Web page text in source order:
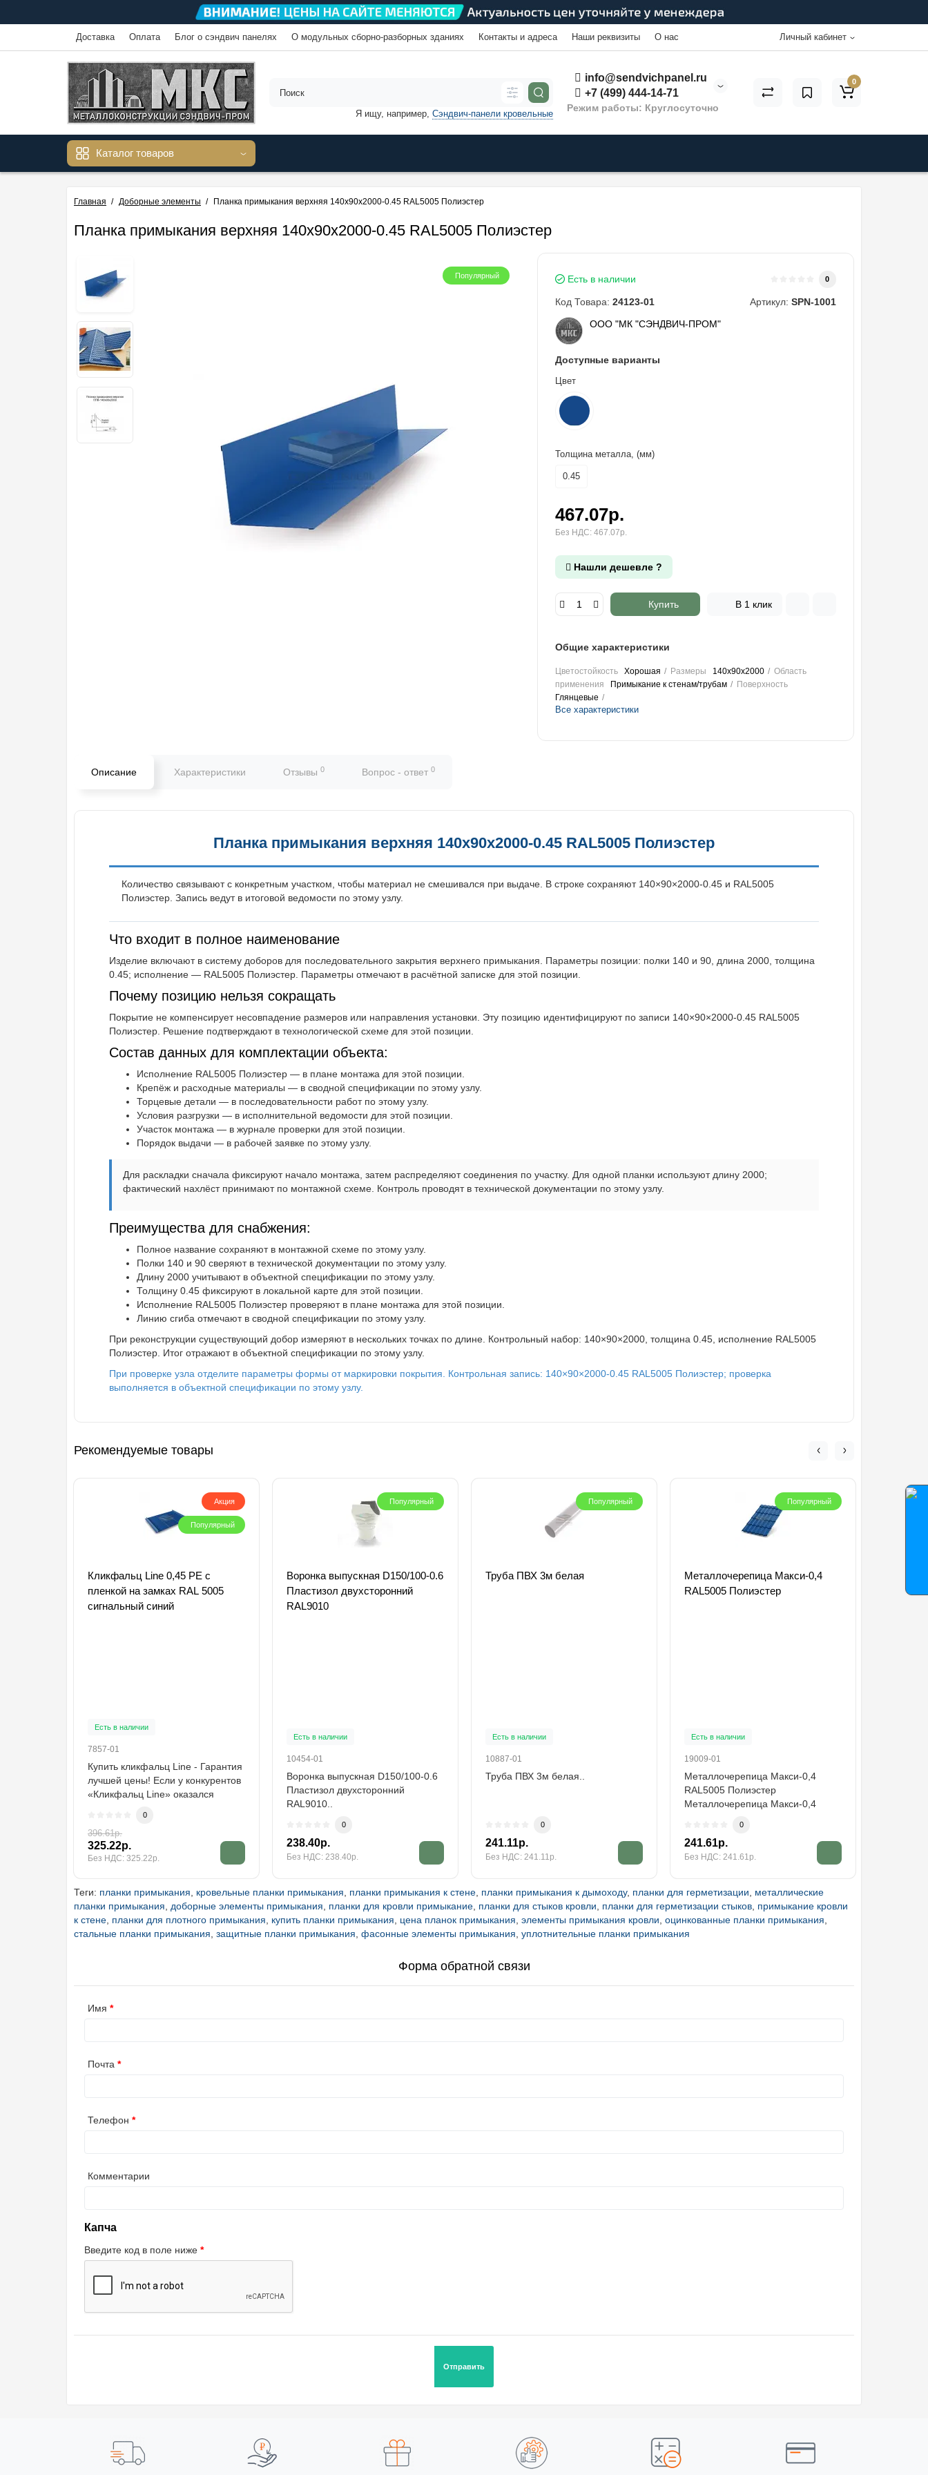
Доставка Оплата Блог о сэндвич панелях О модульных сборно-разборных зданиях Контакты и адреса Наши реквизиты О нас Личный кабинет
info@sendvichpanel.ru
+7 (499) 444-14-71
Режим работы: Круглосуточно
Я ищу, например, Сэндвич-панели кровельные
0
Каталог товаров
Главная Доборные элементы Планка примыкания верхняя 140х90х2000-0.45 RAL5005 Полиэстер
Планка примыкания верхняя 140х90х2000-0.45 RAL5005 Полиэстер
Популярный Есть в наличии 0
Код Товара: 24123-01 Артикул: SPN-1001
ООО "МК "СЭНДВИЧ-ПРОМ"
Доступные варианты
Цвет
Толщина металла, (мм)
0.45
467.07р.
Без НДС: 467.07р.
Нашли дешевле ?
Купить В 1 клик
Общие характеристики
Цветостойкость Хорошая Размеры 140х90х2000
Область
применения
Примыкание к стенам/трубам
Поверхность
Глянцевые
Все характеристики
Описание Характеристики Отзывы 0 Вопрос - ответ 0
Планка примыкания верхняя 140х90х2000-0.45 RAL5005 Полиэстер
Количество связывают с конкретным участком, чтобы материал не смешивался при выдаче. В строке сохраняют 140×90×2000-0.45 и RAL5005
Полиэстер. Запись ведут в итоговой ведомости по этому узлу.
Что входит в полное наименование
Изделие включают в систему доборов для последовательного закрытия верхнего примыкания. Параметры позиции: полки 140 и 90, длина 2000, толщина
0.45; исполнение — RAL5005 Полиэстер. Параметры отмечают в расчётной записке для этой позиции.
Почему позицию нельзя сокращать
Покрытие не компенсирует несовпадение размеров или направления установки. Эту позицию идентифицируют по записи 140×90×2000-0.45 RAL5005
Полиэстер. Решение подтверждают в технологической схеме для этой позиции.
Состав данных для комплектации объекта:
Исполнение RAL5005 Полиэстер — в плане монтажа для этой позиции.
Крепёж и расходные материалы — в сводной спецификации по этому узлу.
Торцевые детали — в последовательности работ по этому узлу.
Условия разгрузки — в исполнительной ведомости для этой позиции.
Участок монтажа — в журнале проверки для этой позиции.
Порядок выдачи — в рабочей заявке по этому узлу.
Для раскладки сначала фиксируют начало монтажа, затем распределяют соединения по участку. Для одной планки используют длину 2000;
фактический нахлёст принимают по монтажной схеме. Контроль проводят в технической документации по этому узлу.
Преимущества для снабжения:
Полное название сохраняют в монтажной схеме по этому узлу.
Полки 140 и 90 сверяют в технической документации по этому узлу.
Длину 2000 учитывают в объектной спецификации по этому узлу.
Толщину 0.45 фиксируют в локальной карте для этой позиции.
Исполнение RAL5005 Полиэстер проверяют в плане монтажа для этой позиции.
Линию сгиба отмечают в сводной спецификации по этому узлу.
При реконструкции существующий добор измеряют в нескольких точках по длине. Контрольный набор: 140×90×2000, толщина 0.45, исполнение RAL5005
Полиэстер. Итог отражают в объектной спецификации по этому узлу.
При проверке узла отделите параметры формы от маркировки покрытия. Контрольная запись: 140×90×2000-0.45 RAL5005 Полиэстер; проверка
выполняется в объектной спецификации по этому узлу.
Рекомендуемые товары
Акция
Популярный
Кликфальц Line 0,45 PE с
пленкой на замках RAL 5005
сигнальный синий
Есть в наличии
7857-01
Купить кликфальц Line - Гарантия
лучшей цены! Если у конкурентов
«Кликфальц Line» оказался
0
396.61р.
325.22р.
Без НДС: 325.22р.
Популярный
Воронка выпускная D150/100-0.6
Пластизол двухсторонний
RAL9010
Есть в наличии
10454-01
Воронка выпускная D150/100-0.6
Пластизол двухсторонний
RAL9010..
0
238.40р.
Без НДС: 238.40р.
Популярный
Труба ПВХ 3м белая
Есть в наличии
10887-01
Труба ПВХ 3м белая..
0
241.11р.
Без НДС: 241.11р.
Популярный
Металлочерепица Макси-0,4
RAL5005 Полиэстер
Есть в наличии
19009-01
Металлочерепица Макси-0,4
RAL5005 Полиэстер
Металлочерепица Макси-0,4
0
241.61р.
Без НДС: 241.61р.
0.45
Теги: планки примыкания кровельные планки примыкания планки примыкания к стене планки примыкания к дымоходу, планки для герметизации
металлические
планки примыкания
доборные элементы примыкания планки для кровли примыкание планки для стыков кровли планки для герметизации стыков примыкание кровли
к стене планки для плотного примыкания купить планки примыкания цена планок примыкания элементы примыкания кровли оцинкованные планки примыкания
стальные планки примыкания защитные планки примыкания фасонные элементы примыкания уплотнительные планки примыкания
Форма обратной связи
Имя
Почта
Телефон
Комментарии
Капча
Введите код в поле ниже